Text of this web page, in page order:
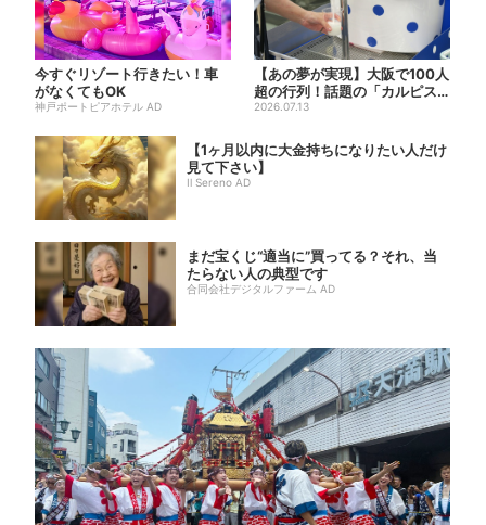
今すぐリゾート行きたい！車
がなくてもOK
神戸ポートピアホテル AD
【あの夢が実現】大阪で100人
超の行列！話題の「カルピス
じゃぐち」本格始動、20...
2026.07.13
【1ヶ月以内に大金持ちになりたい人だけ
見て下さい】
Il Sereno AD
まだ宝くじ“適当に”買ってる？それ、当
たらない人の典型です
合同会社デジタルファーム AD